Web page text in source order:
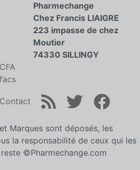
Pharmechange
Chez Francis LIAIGRE
223 impasse de chez
Moutier
74330 SILLINGY
Contact
Marques sont déposés, les
la responsabilité de ceux qui les
©Pharmechange.com